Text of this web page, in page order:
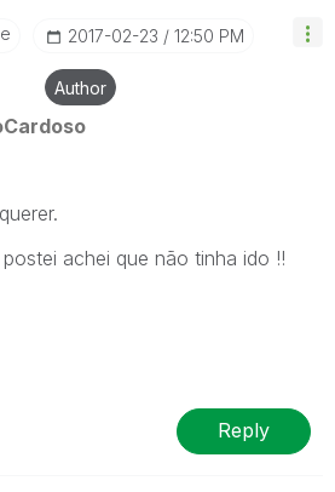
‎2017-02-23 12:50 PM
Author
achei que não tinha ido !!
Reply